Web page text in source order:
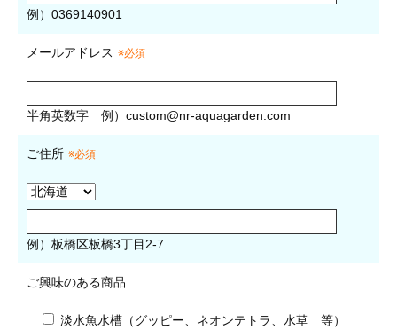
例）0369140901
メールアドレス ※必須
半角英数字 例） custom@nr-aquagarden.com
ご住所 ※必須
例）板橋区板橋3丁目2-7
ご興味のある商品
淡水魚水槽（グッピー、ネオンテトラ、水草 等）